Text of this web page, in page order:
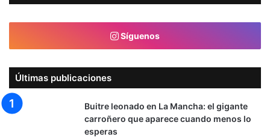
Síguenos
Últimas publicaciones
Buitre leonado en La Mancha: el gigante
carroñero que aparece cuando menos lo
esperas